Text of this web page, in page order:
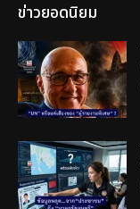
ข่าวยอดนิยม